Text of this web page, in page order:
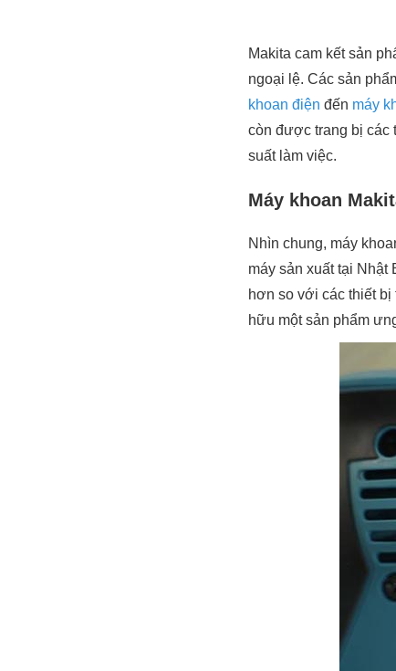
Makita cam kết sản
ngoại lệ. Các sản
khoan điện đến máy
còn được trang bị các
suất làm việc.
Máy khoan
Nhìn chung, máy
máy sản xuất tại Nhật
hơn so với các thiết
hữu một sản phẩm